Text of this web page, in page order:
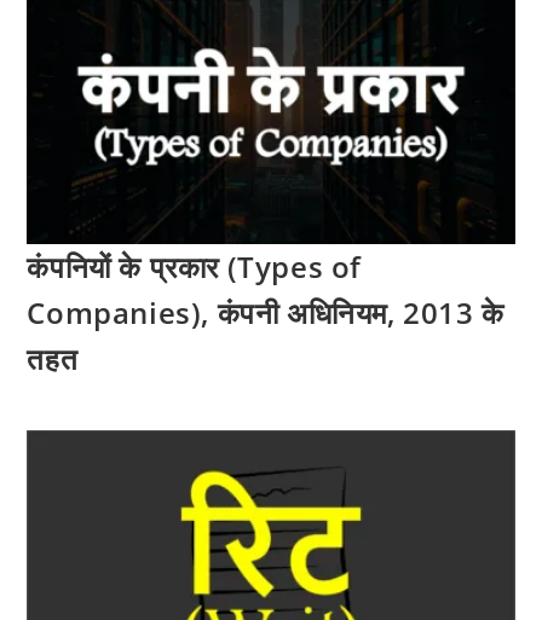
कंपनियों के प्रकार (Types of
Companies), कंपनी अधिनियम, 2013 के
तहत